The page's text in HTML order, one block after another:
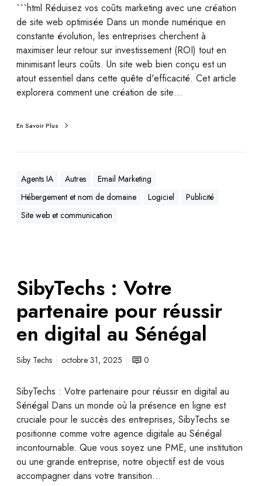
```html Réduisez vos coûts marketing avec une création
de site web optimisée Dans un monde numérique en
constante évolution, les entreprises cherchent à
maximiser leur retour sur investissement (ROI) tout en
minimisant leurs coûts. Un site web bien conçu est un
atout essentiel dans cette quête d'efficacité. Cet article
explorera comment une création de site…
En Savoir Plus
Agents IA Autres
Email Marketing
Hébergement et nom de domaine
Logiciel
Publicité
Site web et communication
SibyTechs : Votre
partenaire pour réussir
en digital au Sénégal
Siby Techs octobre 31, 2025 0
SibyTechs : Votre partenaire pour réussir en digital au
Sénégal Dans un monde où la présence en ligne est
cruciale pour le succès des entreprises, SibyTechs se
positionne comme votre agence digitale au Sénégal
incontournable. Que vous soyez une PME, une institution
ou une grande entreprise, notre objectif est de vous
accompagner dans votre transition…